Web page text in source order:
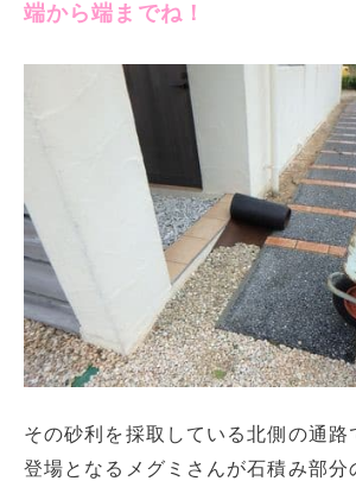
端から端までね！
その砂利を採取している北側の通路
登場となるメグミさんが石積み部分